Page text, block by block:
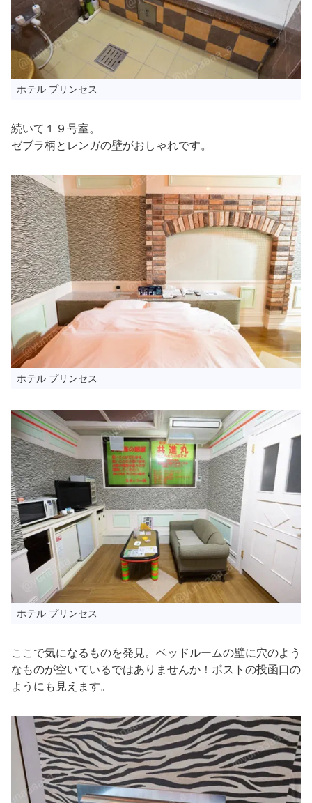
ホテル プリンセス
続いて１９号室。
ゼブラ柄とレンガの壁がおしゃれです。
ホテル プリンセス
ホテル プリンセス
ここで気になるものを発見。ベッドルームの壁に穴のよう
なものが空いているではありませんか！ポストの投函口の
ようにも見えます。